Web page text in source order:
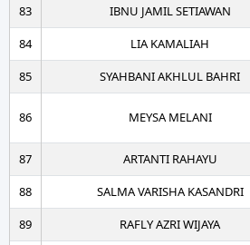
83
IBNU JAMIL SETIAWAN
84
LIA KAMALIAH
85
SYAHBANI AKHLUL BAHRI
86 MEYSA MELANI
87
ARTANTI RAHAYU
88
SALMA VARISHA KASANDRI
89
RAFLY AZRI WIJAYA